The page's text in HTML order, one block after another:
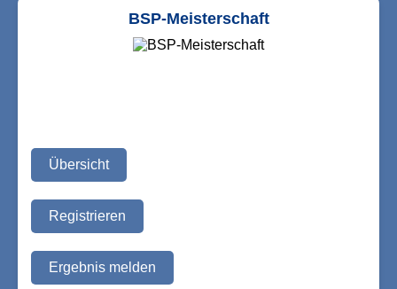
BSP-Meisterschaft
Übersicht
Registrieren
Ergebnis melden